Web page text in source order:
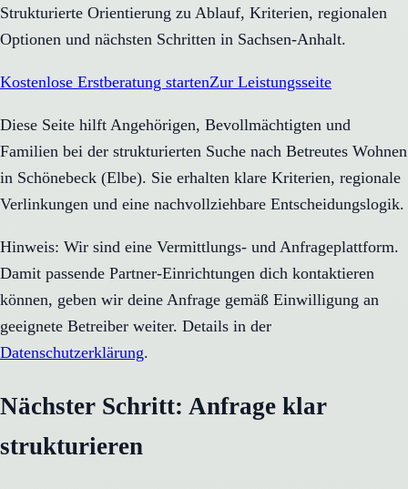
Strukturierte Orientierung zu Ablauf, Kriterien, regionalen
Optionen und nächsten Schritten in Sachsen-Anhalt.
Kostenlose Erstberatung startenZur Leistungsseite
Diese Seite hilft Angehörigen, Bevollmächtigten und
Familien bei der strukturierten Suche nach Betreutes Wohnen
in Schönebeck (Elbe). Sie erhalten klare Kriterien, regionale
Verlinkungen und eine nachvollziehbare Entscheidungslogik.
Hinweis: Wir sind eine Vermittlungs- und Anfrageplattform.
Damit passende Partner-Einrichtungen dich kontaktieren
können, geben wir deine Anfrage gemäß Einwilligung an
geeignete Betreiber weiter. Details in der
Datenschutzerklärung.
Nächster Schritt: Anfrage klar
strukturieren